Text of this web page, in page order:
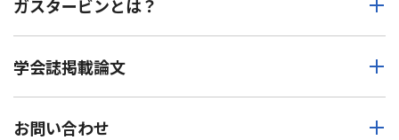
ガスタービンとは？
学会誌掲載論文
お問い合わせ